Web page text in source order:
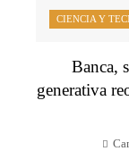
CIENCIA Y
Banca,
generativa